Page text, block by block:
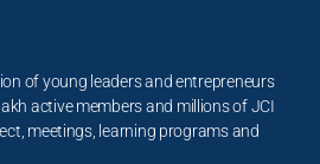
of young leaders and entrepreneurs
active members and millions of JCI
meetings, learning programs and